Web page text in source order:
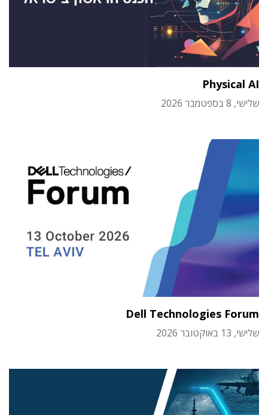
Physical AI
שלישי, 8 בספטמבר 2026
Dell Technologies Forum
שלישי, 13 באוקטובר 2026